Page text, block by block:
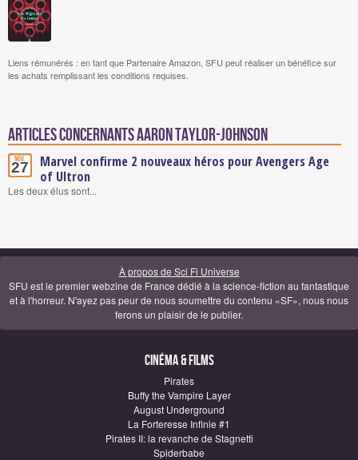
Liens rémunérés : en tant que Partenaire Amazon, SFU peut réaliser un bénéfice sur
les achats remplissant les conditions requises.
Articles concernants Aaron Taylor-Johnson
Nov.
27
Marvel confirme 2 nouveaux héros pour Avengers Age
of Ultron
Les deux élus sont...
À propos de Sci Fi Universe
SFU est le premier webzine de France dédié à la science-fiction au fantastique
et à l'horreur. N'ayez pas peur de nous soumettre du contenu «SF», nous nous
ferons un plaisir de le publier.
Cinéma & Films
Pirates
Buffy the Vampire Layer
August Underground
La Forteresse Infinie #1
Pirates II: la revanche de Stagnetti
Spiderbabe